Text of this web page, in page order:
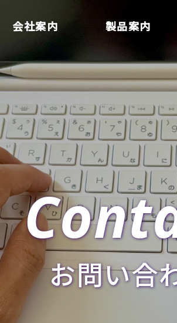
会社案内 製品案内
お問い合